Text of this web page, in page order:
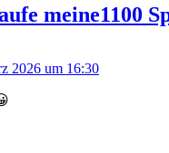
meine1100
2026 um 16:30